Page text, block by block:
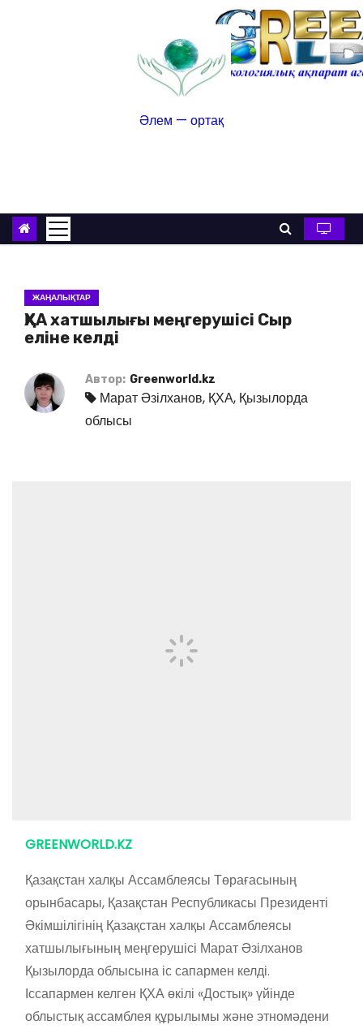
Әлем — ортақ
ЖАҢАЛЫҚТАР
ҚХА хатшылығы меңгерушісі Сыр
еліне келді
Автор: Greenworld.kz
Марат Әзілханов, ҚХА, Қызылорда
облысы
GREENWORLD.KZ
Қазақстан халқы Ассамблеясы Төрағасының
орынбасары, Қазақстан Республикасы Президенті
Әкімшілігінің Қазақстан халқы Ассамблеясы
хатшылығының меңгерушісі Марат Әзілханов
Қызылорда облысына іс сапармен келді.
Іссапармен келген ҚХА өкілі «Достық» үйінде
облыстық ассамблея құрылымы және этномәдени